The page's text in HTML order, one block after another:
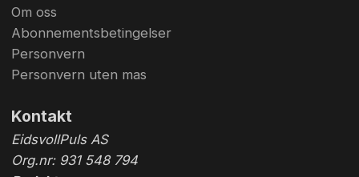
Om oss
Abonnementsbetingelser
Personvern
Personvern uten mas
Kontakt
EidsvollPuls AS
Org.nr: 931 548 794